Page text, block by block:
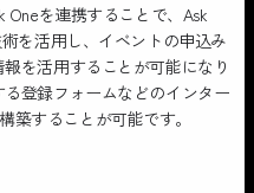
Oneを連携することで、Ask
を活用し、イベントの申込み
を活用することが可能になり
登録フォームなどのインター
築することが可能です。